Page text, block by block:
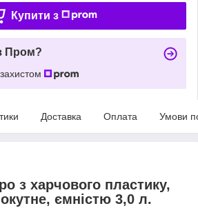
Купити з
Пром?
Доставка Оплата Умови
з харчового пластику,
ємністю 3,0 л.